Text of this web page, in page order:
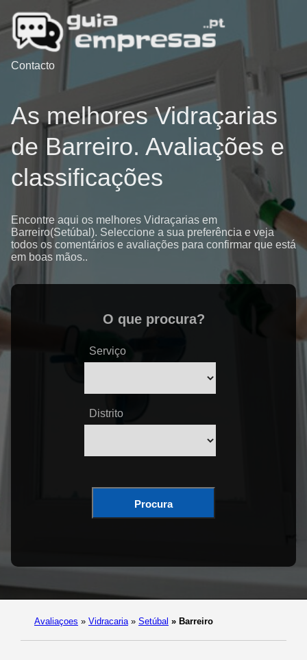
Contacto
As melhores Vidraçarias
de Barreiro. Avaliações e
classificações
Encontre aqui os melhores Vidraçarias em
Barreiro(Setúbal). Seleccione a sua preferência e veja
todos os comentários e avaliações para confirmar que está
em boas mãos..
O que procura?
Serviço
Distrito
Procura
Avaliaçoes » Vidracaria » Setúbal » Barreiro